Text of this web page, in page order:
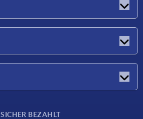
SICHER BEZAHLT